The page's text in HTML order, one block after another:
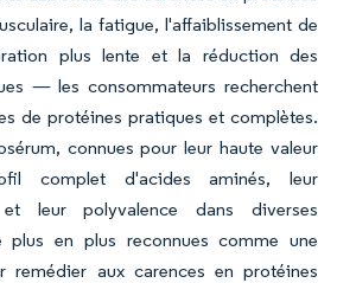
la fatigue, l'affaiblissement de
plus lente et la réduction des
— les consommateurs recherchent
de protéines pratiques et complètes.
connues pour leur haute valeur
complet d'acides aminés, leur
leur polyvalence dans diverses
plus en plus reconnues comme une
remédier aux carences en protéines